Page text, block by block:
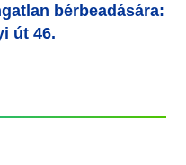
bérbeadására:
út 46.